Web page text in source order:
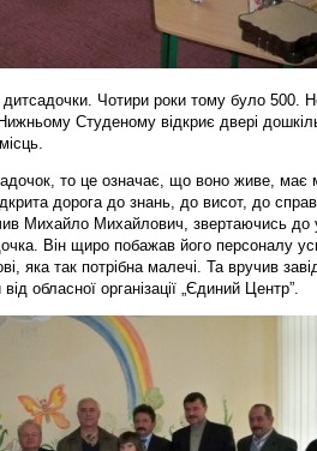
Чотири роки тому було 500.
Студеному відкриє двері
то це означає, що воно живе, має
дорога до знань, до висот, до
Михайло Михайлович, звертаючись до
Він щиро побажав його персоналу
яка так потрібна малечі. Та вручив
обласної організації „Єдиний Центр”.